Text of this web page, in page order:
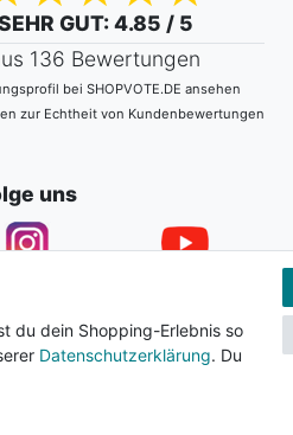
GUT: 4.85 / 5
136 Bewertungen
bei SHOPVOTE.DE ansehen
zur Echtheit von Kundenbewertungen
uns
Widerrufs­recht
du dein Shopping-Erlebnis so
Datenschutzerklärung. Du